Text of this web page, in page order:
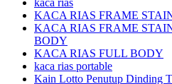
kaca rias
KACA RIAS FRAME
KACA RIAS FRAME
BODY
KACA RIAS FULL BODY
kaca rias portable
Kain Lotto Penutup Dinding